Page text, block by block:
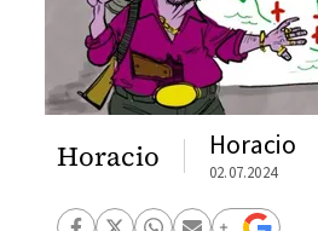
Horacio Horacio
02.07.2024